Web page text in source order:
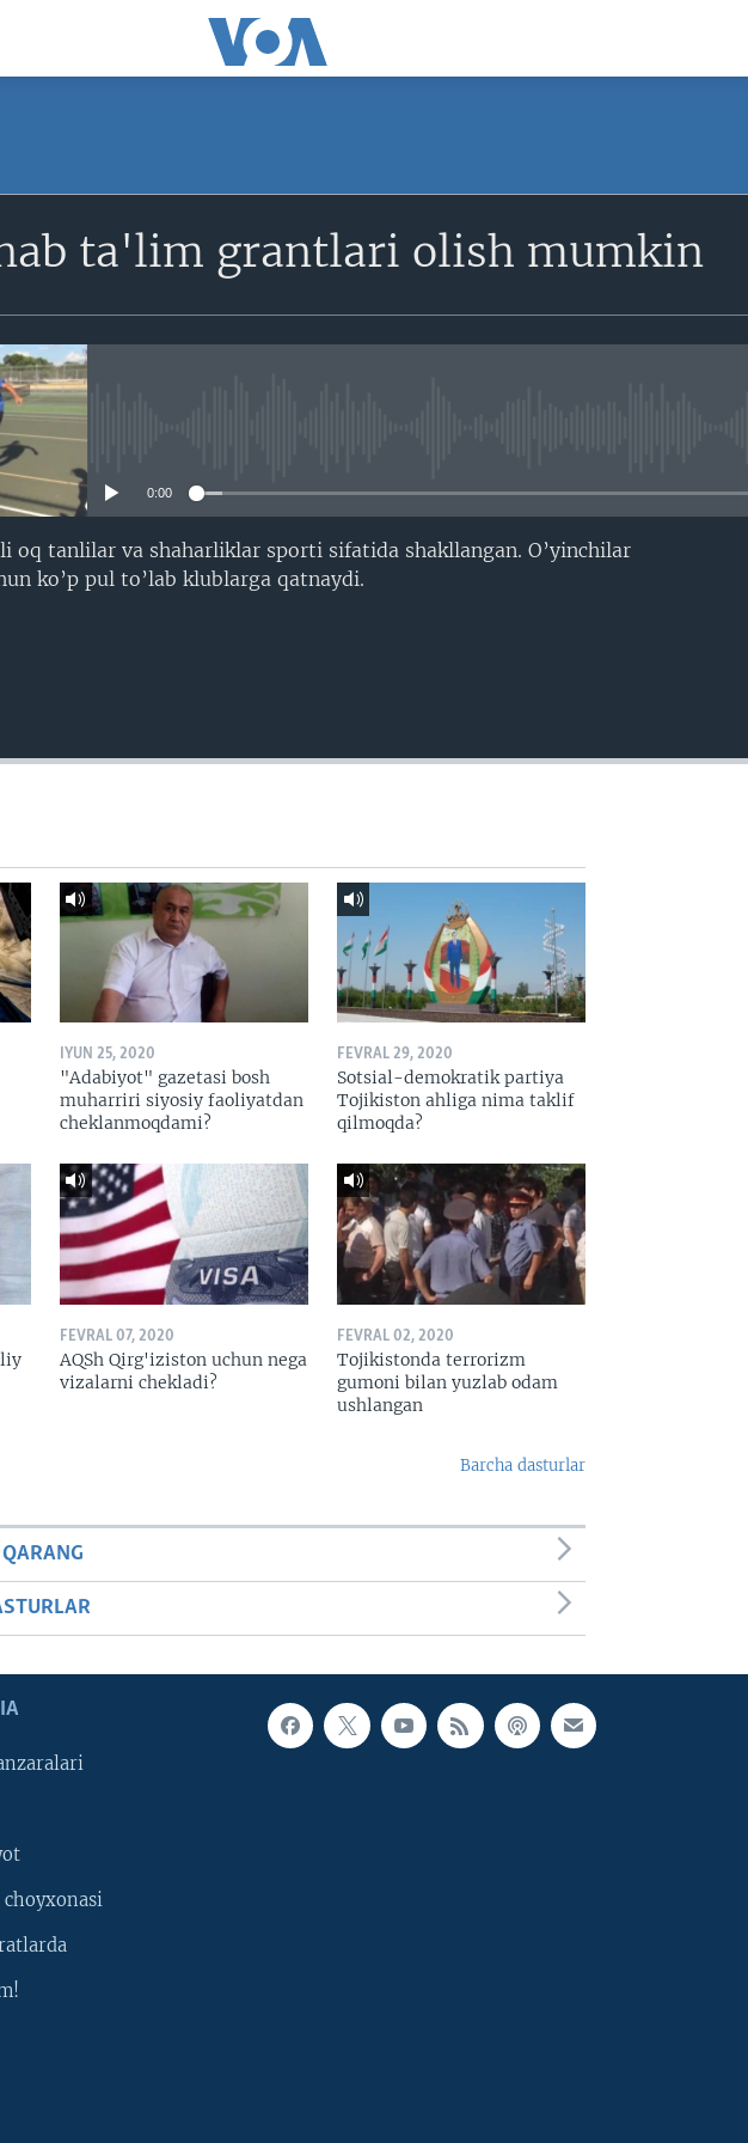
Obuna bo'ling
ta'lim grantlari olish mumkin
0:00
oq tanlilar va shaharliklar sporti sifatida shakllangan. O’yinchilar
ko’p pul to’lab klublarga qatnaydi.
IYUN 25, 2020
"Adabiyot" gazetasi bosh
muharriri siyosiy faoliyatdan
cheklanmoqdami?
FEVRAL 29, 2020
Sotsial-demokratik partiya
Tojikiston ahliga nima taklif
qilmoqda?
FEVRAL 07, 2020
AQSh Qirg'iziston uchun nega
vizalarni chekladi?
FEVRAL 02, 2020
Tojikistonda terrorizm
gumoni bilan yuzlab odam
ushlangan
Barcha dasturlar